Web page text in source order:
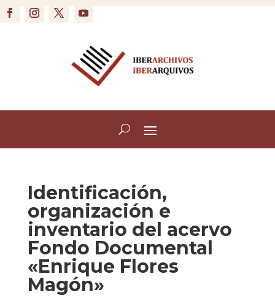
Identificación,
organización e
inventario del acervo
Fondo Documental
«Enrique Flores
Magón»